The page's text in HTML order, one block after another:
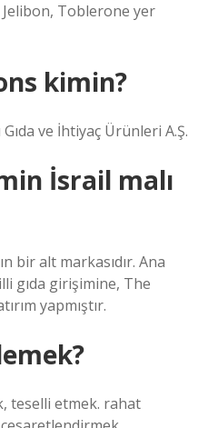
Jelibon, Toblerone yer
kimin?
ve İhtiyaç Ürünleri A.Ş.
İsrail malı
bir alt markasıdır. Ana
gıda girişimine, The
yapmıştır.
teselli etmek. rahat